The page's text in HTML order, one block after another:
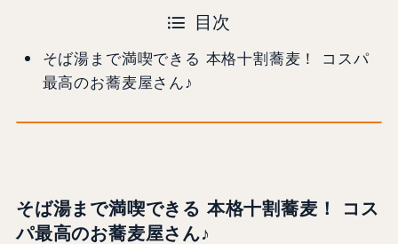
目次
そば湯まで満喫できる 本格十割蕎麦！ コスパ
最高のお蕎麦屋さん♪
そば湯まで満喫できる 本格十割蕎麦！ コス
パ最高のお蕎麦屋さん♪